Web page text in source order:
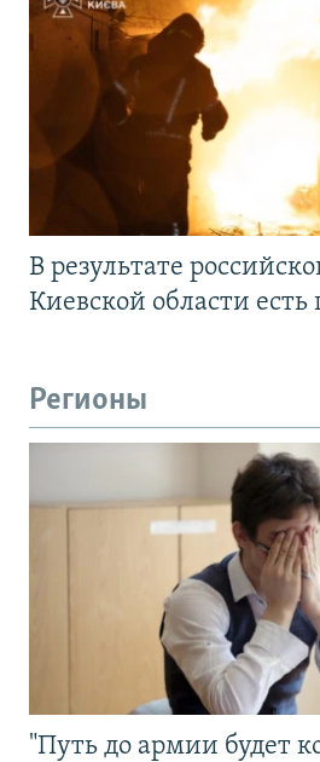
В результате
Киевской области
Регионы
"Путь до армии будет